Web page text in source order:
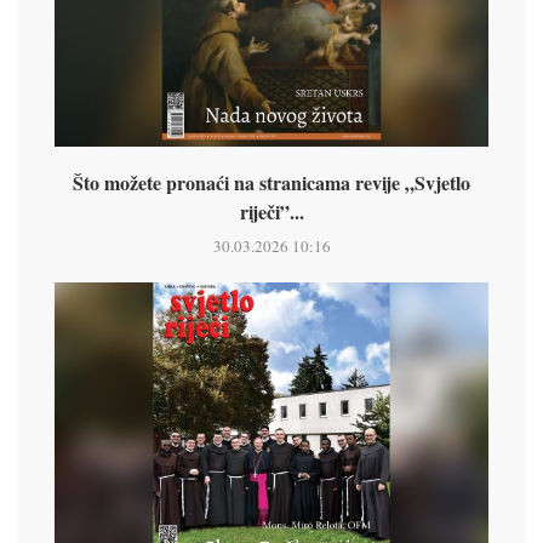
Što možete pronaći na stranicama revije „Svjetlo
riječi”...
30.03.2026 10:16